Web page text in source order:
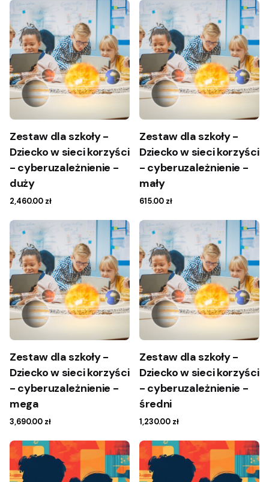
Zestaw dla szkoły -
Dziecko w sieci korzyści
- cyberuzależnienie -
duży
2,460.00 zł
Zestaw dla szkoły -
Dziecko w sieci korzyści
- cyberuzależnienie -
mały
615.00 zł
Zestaw dla szkoły -
Dziecko w sieci korzyści
- cyberuzależnienie -
mega
3,690.00 zł
Zestaw dla szkoły -
Dziecko w sieci korzyści
- cyberuzależnienie -
średni
1,230.00 zł